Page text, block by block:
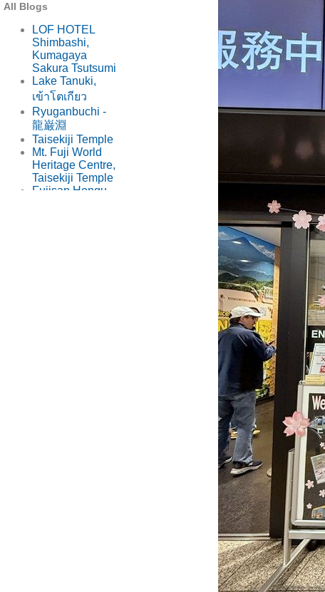
All Blogs
LOF HOTEL
Shimbashi,
Kumagaya
Sakura Tsutsumi
Lake Tanuki,
เข้าโตเกียว
Ryuganbuchi -
龍巌淵
Taisekiji Temple
Mt. Fuji World
Heritage Centre,
Taisekiji Temple
Fujisan Hongu